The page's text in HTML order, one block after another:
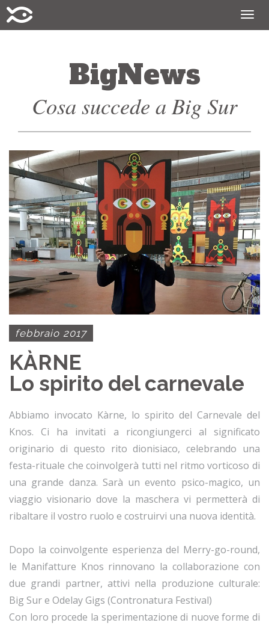
BigNews
Cosa succede a Big Sur
febbraio 2017
KÀRNE
Lo spirito del carnevale
Abbiamo invocato Kàrne, lo spirito del Carnevale del
Knos. Ci ha invitati a ricongiungerci al significato
originario di questo rito dionisiaco, celebrando una
festa-rituale che coinvolgerà tutti nel ritmo vorticoso di
una grande danza. Sarà un evento psico-magico, un
viaggio visionario dove la maschera vi permetterà di
ribaltare il vostro ruolo e costruirvi una nuova identità.
Dopo la coinvolgente esperienza del Merry-go-round,
le Manifatture Knos rinnovano la collaborazione con
due grandi partner, attivi nella produzione culturale:
Big Sur e Odelay Gigs (Contronatura Festival)
Con loro procede la sperimentazione di nuove forme di